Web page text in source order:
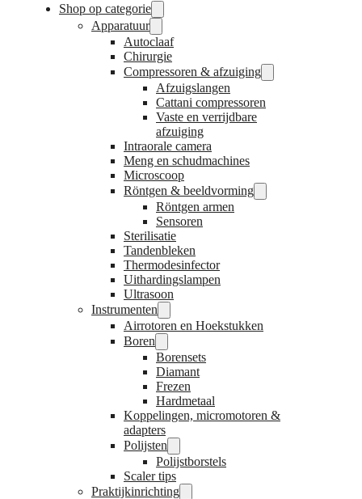
Shop op categorie
Apparatuur
Autoclaaf
Chirurgie
Compressoren & afzuiging
Afzuigslangen
Cattani compressoren
Vaste en verrijdbare
afzuiging
Intraorale camera
Meng en schudmachines
Microscoop
Röntgen & beeldvorming
Röntgen armen
Sensoren
Sterilisatie
Tandenbleken
Thermodesinfector
Uithardingslampen
Ultrasoon
Instrumenten
Airrotoren en Hoekstukken
Boren
Borensets
Diamant
Frezen
Hardmetaal
Koppelingen, micromotoren &
adapters
Polijsten
Polijstborstels
Scaler tips
Praktijkinrichting